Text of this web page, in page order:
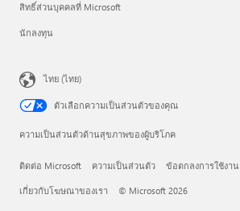
สิทธิ์ส่วนบุคคลที่ Microsoft
นักลงทุน
ไทย (ไทย)
ตัวเลือกความเป็นส่วนตัวของคุณ
ความเป็นส่วนตัวด้านสุขภาพของผู้บริโภค
ติดต่อ Microsoft ความเป็นส่วนตัว ข้อตกลงการใช้งาน
เกี่ยวกับโฆษณาของเรา © Microsoft 2026